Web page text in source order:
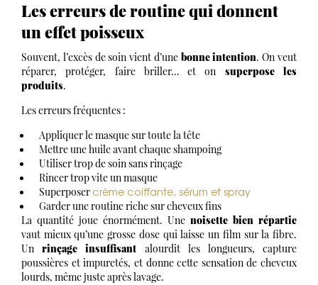
Les erreurs de routine qui donnent
un effet poisseux
Souvent, l’excès de soin vient d’une bonne intention. On veut
réparer, protéger, faire briller… et on superpose les
produits.
Les erreurs fréquentes :
Appliquer le masque sur toute la tête
Mettre une huile avant chaque shampoing
Utiliser trop de soin sans rinçage
Rincer trop vite un masque
Superposer crème coiffante, sérum et spray
Garder une routine riche sur cheveux fins
La quantité joue énormément. Une noisette bien répartie
vaut mieux qu’une grosse dose qui laisse un film sur la fibre.
Unrinçage insuffisant alourdit les longueurs, capture
poussières et impuretés, et donne cette sensation de cheveux
lourds, même juste après lavage.